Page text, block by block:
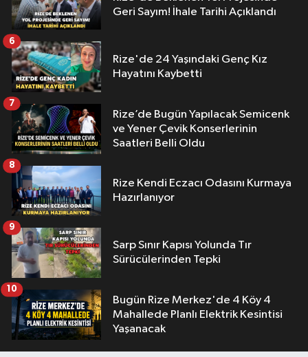
Geri Sayım! İhale Tarihi Açıklandı
Rize'de 24 Yaşındaki Genç Kız
Hayatını Kaybetti
6
Rize’de Bugün Yapılacak Semicenk
ve Yener Çevik Konserlerinin
Saatleri Belli Oldu
7
Rize Kendi Eczacı Odasını Kurmaya
Hazırlanıyor
8
Sarp Sınır Kapısı Yolunda Tır
Sürücülerinden Tepki
9
Bugün Rize Merkez'de 4 Köy 4
Mahallede Planlı Elektrik Kesintisi
Yaşanacak
10